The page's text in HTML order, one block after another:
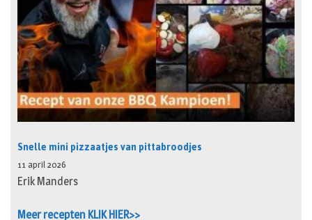
Snelle mini pizzaatjes van pittabroodjes
11 april 2026
Erik Manders
Meer recepten KLIK HIER>>